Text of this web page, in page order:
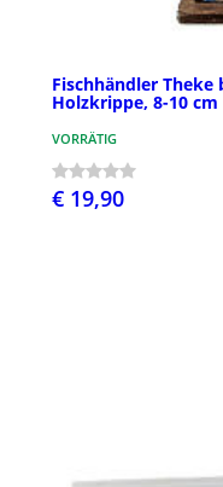
Fischhändler Theke
Holzkrippe, 8-10 cm
VORRÄTIG
€ 19,90